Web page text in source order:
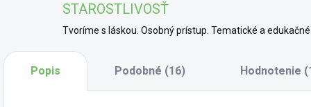
STAROSTLIVOSŤ
Tvoríme s láskou. Osobný prístup. Tematické a edukačné
Popis Podobné (16) Hodnotenie